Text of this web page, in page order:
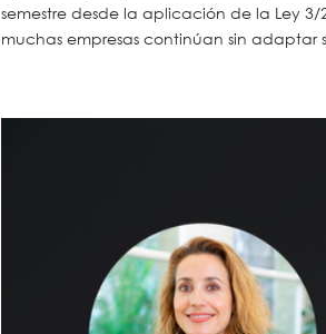
semestre desde la aplicación de la Ley
muchas empresas continúan sin adaptar